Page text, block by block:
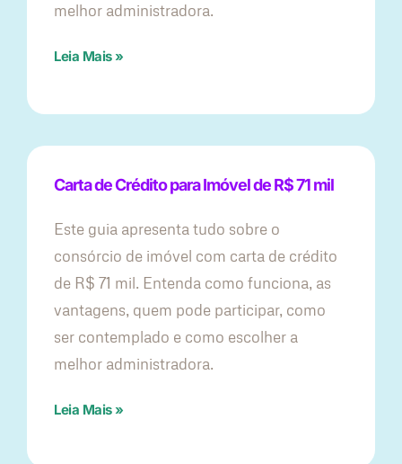
melhor administradora.
Leia Mais »
Carta de Crédito para Imóvel de R$ 71 mil
Este guia apresenta tudo sobre o
consórcio de imóvel com carta de crédito
de R$ 71 mil. Entenda como funciona, as
vantagens, quem pode participar, como
ser contemplado e como escolher a
melhor administradora.
Leia Mais »